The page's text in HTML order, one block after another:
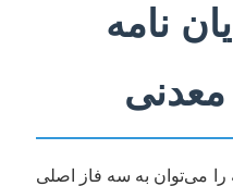
نامه
معدنی
را می‌توان به سه فاز اصلی